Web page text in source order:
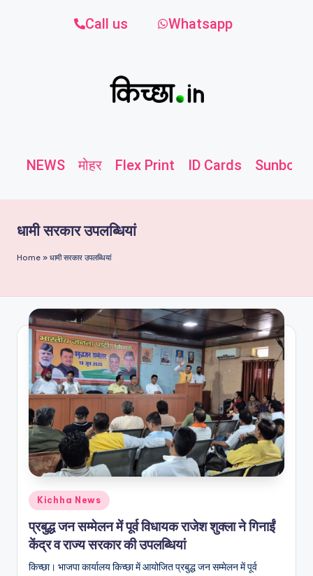
Call us Whatsapp
NEWS मोहर Flex Print ID Cards
धामी सरकार उपलब्धियां
Home » धामी सरकार उपलब्धियां
Kichha News
प्रबुद्ध जन सम्मेलन में पूर्व विधायक राजेश शुक्ला ने गिनाईं
केंद्र व राज्य सरकार की उपलब्धियां
किच्छा। भाजपा कार्यालय किच्छा में आयोजित प्रबुद्ध जन सम्मेलन में पूर्व